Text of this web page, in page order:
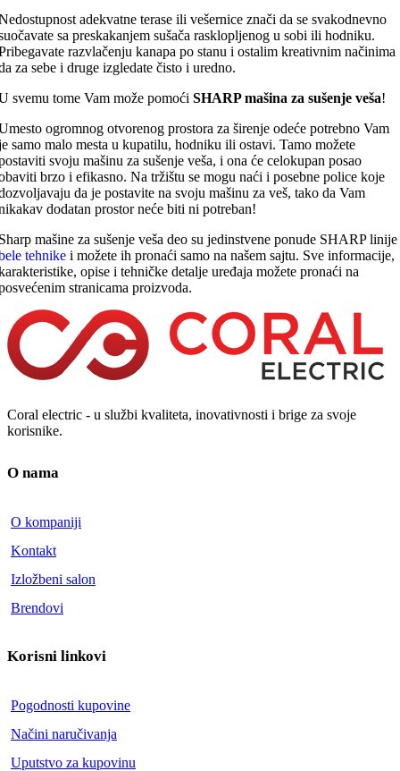
adekvatne terase ili vešernice znači da se svakodnevno
sa preskakanjem sušača rasklopljenog u sobi ili hodniku.
razvlačenju kanapa po stanu i ostalim kreativnim načinima
za sebe i druge izgledate čisto i uredno.
svemu tome Vam može pomoći SHARP mašina za sušenje veša!
ogromnog otvorenog prostora za širenje odeće potrebno Vam
samo malo mesta u kupatilu, hodniku ili ostavi. Tamo možete
svoju mašinu za sušenje veša, i ona će celokupan posao
brzo i efikasno. Na tržištu se mogu naći i posebne police koje
da je postavite na svoju mašinu za veš, tako da Vam
dodatan prostor neće biti ni potreban!
mašine za sušenje veša deo su jedinstvene ponude SHARP linije
tehnike i možete ih pronaći samo na našem sajtu. Sve informacije,
opise i tehničke detalje uređaja možete pronaći na
stranicama proizvoda.
Coral electric - u službi kvaliteta, inovativnosti i brige za svoje
korisnike.
O nama
O kompaniji
Kontakt
Izložbeni salon
Brendovi
Korisni linkovi
Pogodnosti kupovine
Načini naručivanja
Uputstvo za kupovinu